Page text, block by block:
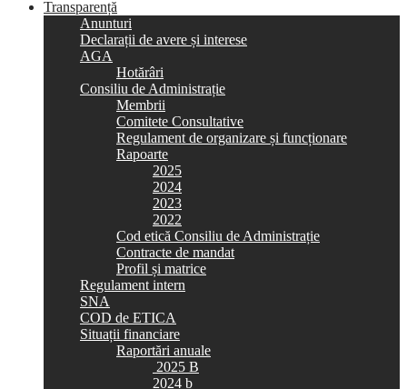
Transparență
Anunturi
Declarații de avere și interese
AGA
Hotărâri
Consiliu de Administrație
Membrii
Comitete Consultative
Regulament de organizare și funcționare
Rapoarte
2025
2024
2023
2022
Cod etică Consiliu de Administrație
Contracte de mandat
Profil și matrice
Regulament intern
SNA
COD de ETICA
Situații financiare
Raportări anuale
2025 B
2024 b